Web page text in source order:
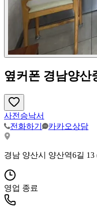
옆커폰 경남양산
사전승낙서
전화하기
카카오상담
경남 양산시 양산역6길
영업 종료